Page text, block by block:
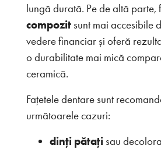
lungă durată. Pe de altă parte,
compozitsunt mai accesibile
vedere financiar și oferă
o durabilitate mai mică
ceramică.
Fațetele dentare sunt
următoarele cazuri:
dinți pătațisau